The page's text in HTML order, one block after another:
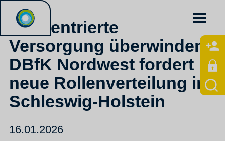
Arztzentrierte
Versorgung überwinden:
DBfK Nordwest fordert
neue Rollenverteilung in
Schleswig-Holstein
16.01.2026